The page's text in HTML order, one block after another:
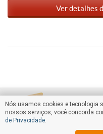
Ver detalhes
Nós usamos cookies e tecnologia
nossos serviços, você concorda
de Privacidade.